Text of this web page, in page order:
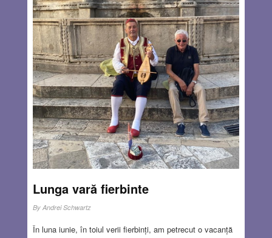
avem două posibilități: să limităm încălzirea și să
încercăm să ne răcim locuința.
Read more…
JUL 25, 2024 7 COMMENTS
Lunga vară fierbinte
By Andrei Schwartz
În luna iunie, în toiul verii fierbinți, am petrecut o vacanță